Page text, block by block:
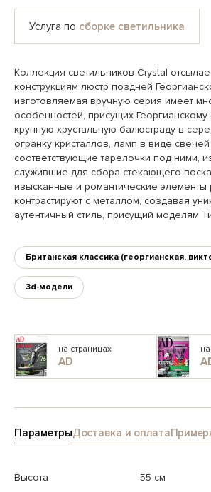
Услуга по сборке светильника
Коллекция светильников Crystal
конструкциям люстр поздней
изготовляемая вручную серия имеет
особенностей, присущих
крупную хрустальную балюстраду в
огранку кристаллов, ламп в виде свечей
соответствующие тарелочки под ними,
служившие для сбора стекающего
изысканные и романтические элементы
контрастируют с металлом, создавая
аутентичный стиль, присущий моделям
Британская классика (георгианская,
3d-модели
на страницах
AD
ПараметрыДоставка и оплата
Высота
55 см